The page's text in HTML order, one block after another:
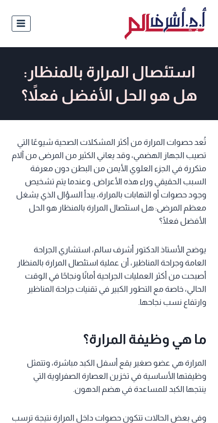
استئصال المرارة بالمنظار:
هل هو الحل الأفضل فعلاً؟
تُعد حصوات المرارة من أكثر المشكلات الصحية شيوعًا التي
تصيب الجهاز الهضمي، وقد يعاني الكثير من المرضى من آلام
متكررة في الجزء العلوي الأيمن من البطن دون معرفة
السبب الحقيقي وراء هذه الأعراض. وعندما يتم تشخيص
وجود حصوات أو التهابات بالمرارة، يبدأ السؤال الذي يشغل
معظم المرضى: هل استئصال المرارة بالمنظار هو الحل
الأفضل فعلًا؟
يوضح الأستاذ الدكتور أشرف سالم، استشاري الجراحة
العامة وجراحة المناظير، أن عملية استئصال المرارة بالمنظار
أصبحت من أكثر العمليات الجراحية أمانًا ونجاحًا في الوقت
الحالي، خاصة مع التطور الكبير في تقنيات جراحة المناظير
وارتفاع نسب نجاحها.
ما هي وظيفة المرارة؟
المرارة هي عضو صغير يقع أسفل الكبد مباشرة، وتتمثل
وظيفتها الأساسية في تخزين العصارة الصفراوية التي
ينتجها الكبد للمساعدة في هضم الدهون.
وفي بعض الحالات تتكون حصوات داخل المرارة نتيجة ترسب